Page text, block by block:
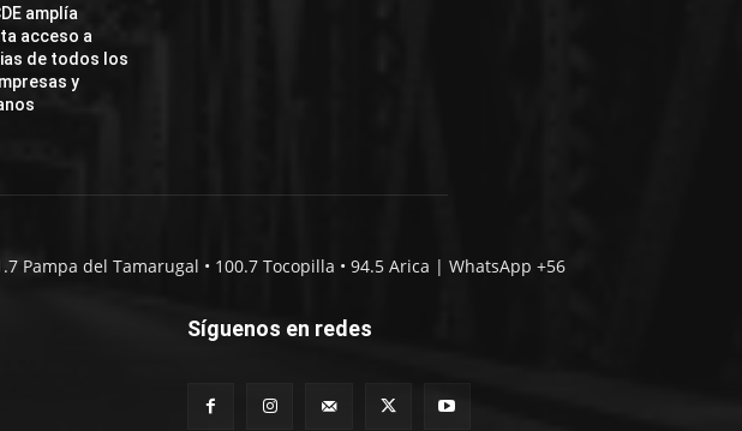
amplía
acceso a
de todos los
y
del Tamarugal • 100.7 Tocopilla • 94.5 Arica | WhatsApp +56
Síguenos en redes